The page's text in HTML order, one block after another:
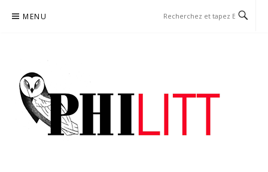
MENU